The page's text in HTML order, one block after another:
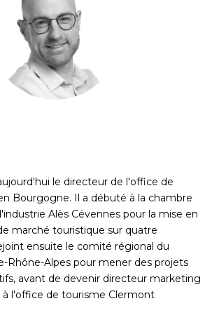
le directeur de l'office de
Bourgogne. Il a débuté à la chambre
Alès Cévennes pour la mise en
marché touristique sur quatre
ensuite le comité régional du
Rhône-Alpes pour mener des projets
avant de devenir directeur marketing
l'office de tourisme Clermont